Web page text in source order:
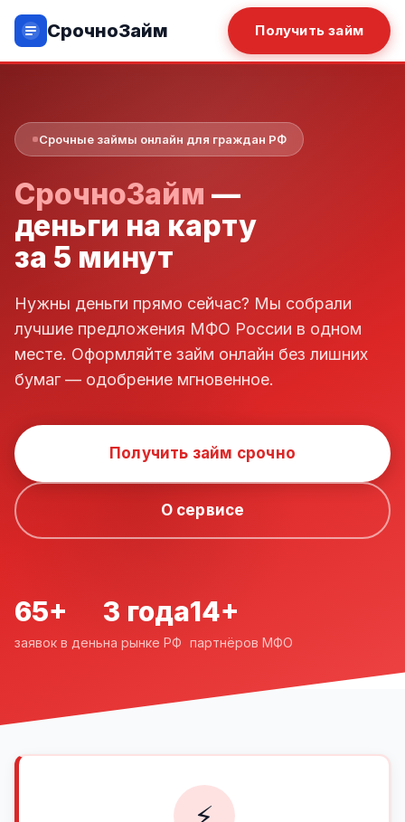
СрочноЗайм Получить займ
Срочные займы онлайн для граждан РФ
СрочноЗайм —
деньги на карту
за 5 минут
Нужны деньги прямо сейчас? Мы собрали
лучшие предложения МФО России в одном
месте. Оформляйте займ онлайн без лишних
бумаг — одобрение мгновенное.
Получить займ срочно
О сервисе
65+
заявок в день
3 года
на рынке РФ
14+
партнёров МФО